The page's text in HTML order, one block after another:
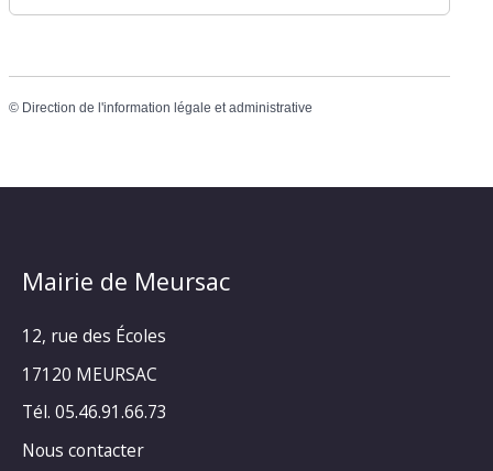
© Direction de l'information légale et administrative
Mairie de Meursac
12, rue des Écoles
17120 MEURSAC
Tél. 05.46.91.66.73
Nous contacter